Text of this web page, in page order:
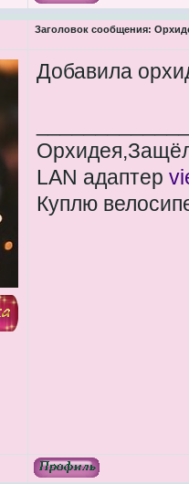
Заголовок сообщения:
Добавила
LAN адаптер
Куплю